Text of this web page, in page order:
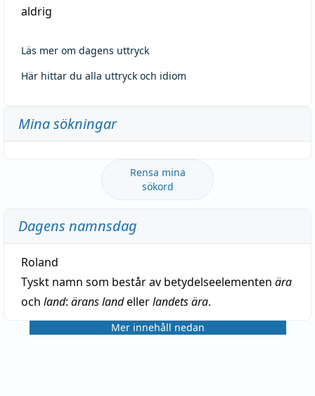
aldrig
Läs mer om dagens uttryck
Här hittar du alla uttryck och idiom
Mina sökningar
Rensa mina
sökord
Dagens namnsdag
Roland
Tyskt namn som består av betydelseelementen ära
och land: ärans landellerlandets ära.
Mer innehåll nedan